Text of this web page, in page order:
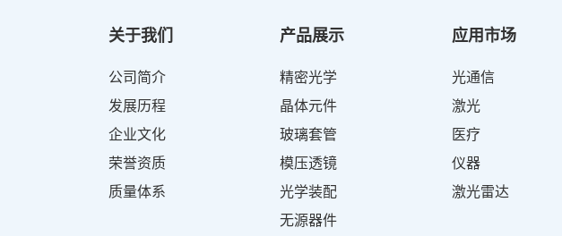
关于我们
公司简介
发展历程
企业文化
荣誉资质
质量体系
产品展示
精密光学
晶体元件
玻璃套管
模压透镜
光学装配
无源器件
应用市场
光通信
激光
医疗
仪器
激光雷达